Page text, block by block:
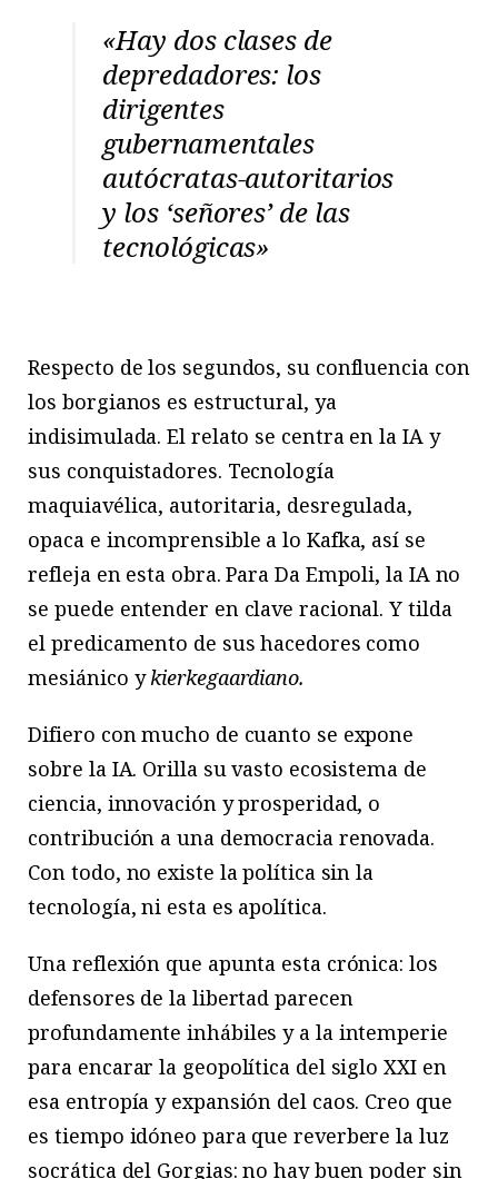
«Hay dos clases de
depredadores: los
dirigentes
gubernamentales
autócratas-autoritarios
y los ‘señores’ de las
tecnológicas»
Respecto de los segundos, su confluencia con
los borgianos es estructural, ya
indisimulada. El relato se centra en la IA y
sus conquistadores. Tecnología
maquiavélica, autoritaria, desregulada,
opaca e incomprensible a lo Kafka, así se
refleja en esta obra. Para Da Empoli, la IA no
se puede entender en clave racional. Y tilda
el predicamento de sus hacedores como
mesiánico ykierkegaardiano.
Difiero con mucho de cuanto se expone
sobre la IA. Orilla su vasto ecosistema de
ciencia, innovación y prosperidad, o
contribución a una democracia renovada.
Con todo, no existe la política sin la
tecnología, ni esta es apolítica.
Una reflexión que apunta esta crónica: los
defensores de la libertad parecen
profundamente inhábiles y a la intemperie
para encarar la geopolítica del siglo XXI en
esa entropía y expansión del caos. Creo que
es tiempo idóneo para que reverbere la luz
socrática del Gorgias: no hay buen poder sin